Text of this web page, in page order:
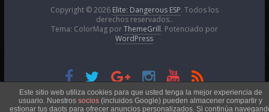
Copyright © 2026 Elite: Dangerous ESP. Todos los
derechos reservados..
Tema: ColorMag porThemeGrill. Potenciado por
WordPress
Esta obra está bajo unaLicencia Creative Commons
Este sitio web utiliza cookies para que usted tenga la mejor experiencia de
usuario. Nuestros socios (incluidos Google) pueden almacener compartir y
estionar tus daots para ofrecer anuncios personalizados. Si continúa